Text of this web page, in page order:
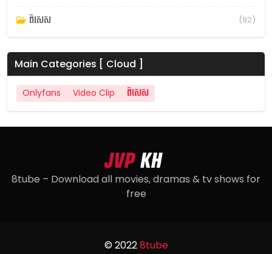
ពិសេស (92)
Main Categories [ Cloud ]
Onlyfans Video Clip ពិសេស
8tube – Download all movies, dramas & tv shows for
free
© 20228tube